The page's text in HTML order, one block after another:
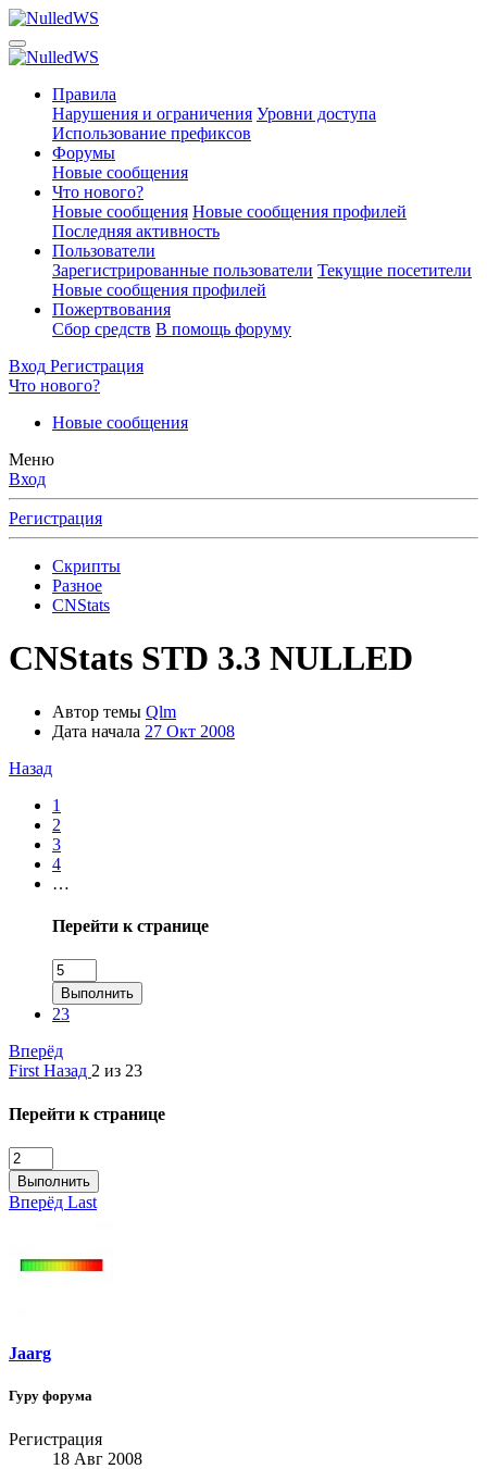
Правила
Нарушения и ограничения Уровни доступа
Использование префиксов
Форумы
Новые сообщения
Что нового?
Новые сообщения Новые сообщения профилей
Последняя активность
Пользователи
Зарегистрированные пользователи Текущие посетители
Новые сообщения профилей
Пожертвования
Сбор средств В помощь форуму
Вход Регистрация
Что нового?
Новые сообщения
Меню
Вход
Регистрация
Скрипты
Разное
CNStats
CNStats STD 3.3 NULLED
Автор темы Qlm
Дата начала 27 Окт 2008
Назад
1
2
3
4
…
Перейти к странице
Выполнить
23
Вперёд
First Назад 2 из 23
Перейти к странице
Выполнить
Вперёд Last
Jaarg
Гуру форума
Регистрация
18 Авг 2008